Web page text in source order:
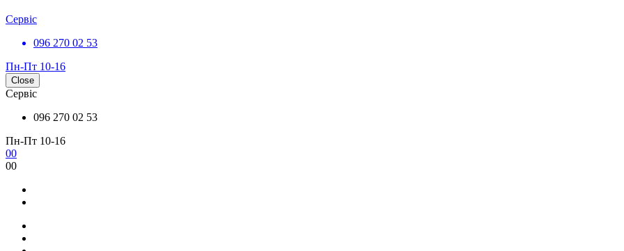
Сервіс
096 270 02 53
Пн-Пт 10-16
Close
Сервіс
096 270 02 53
Пн-Пт 10-16
00
00